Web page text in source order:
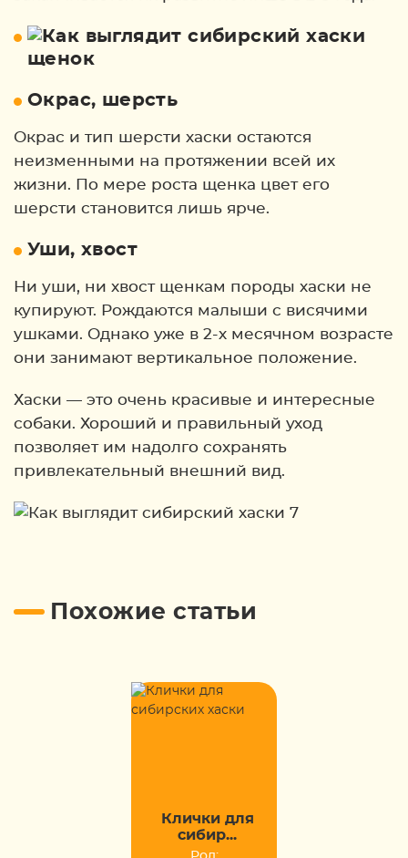
Окрас, шерсть
Окрас и тип шерсти хаски остаются
неизменными на протяжении всей их
жизни. По мере роста щенка цвет его
шерсти становится лишь ярче.
Уши, хвост
Ни уши, ни хвост щенкам породы хаски не
купируют. Рождаются малыши с висячими
ушками. Однако уже в 2-х месячном возрасте
они занимают вертикальное положение.
Хаски — это очень красивые и интересные
собаки. Хороший и правильный уход
позволяет им надолго сохранять
привлекательный внешний вид.
Похожие статьи
Клички для
сибир...